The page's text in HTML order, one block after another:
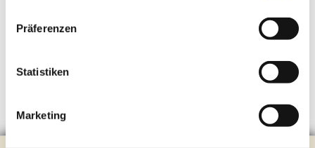
Präferenzen
Statistiken
Marketing